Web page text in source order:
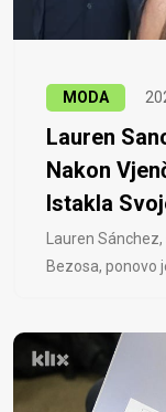
MODA
Lauren
Nakon
Istakla
Lauren
Bezosa, ponovo